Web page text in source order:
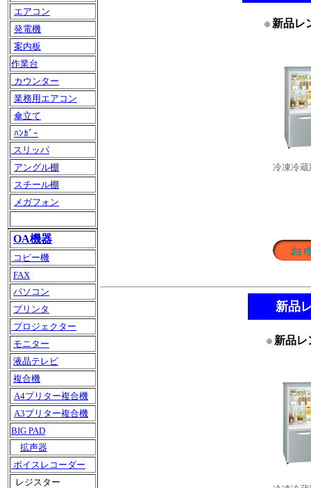
エアコン
発電機
案内板
作業台
カウンター
業務用エアコン
傘立て
ﾊﾝｶﾞｰ
スリッパ
アングル棚
スチール棚
メガフォン
OA機器
コピー機
FAX
パソコン
プリンタ
プロジェクター
モニター
液晶テレビ
複合機
A4プリター複合機
A3プリター複合機
BIG PAD
拡声器
ボイスレコーダー
レジスター
新品レ
冷凍冷
新品
新品